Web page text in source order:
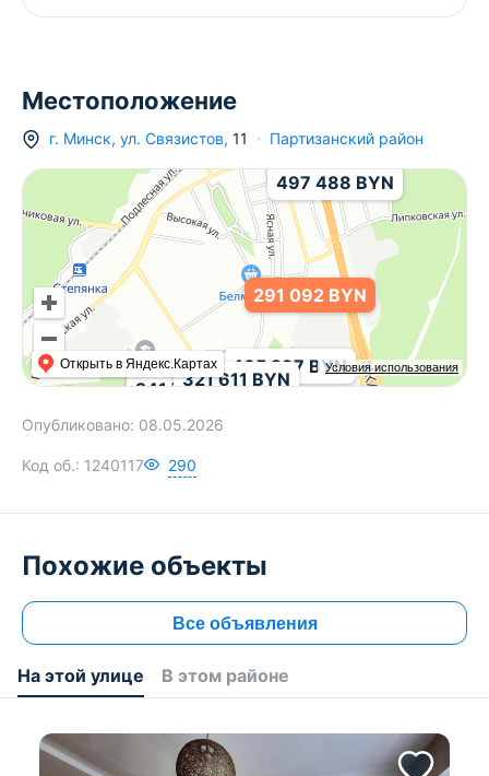
Местоположение
г. Минск, ул. Связистов, 11 Партизанский район
Условия использования
Открыть в Яндекс.Картах
241 720 BYN
465 297 BYN
321 611 BYN
497 488 BYN
291 092 BYN
Опубликовано: 08.05.2026
Код об.: 1240117 290
Похожие объекты
Все объявления
На этой улице В этом районе